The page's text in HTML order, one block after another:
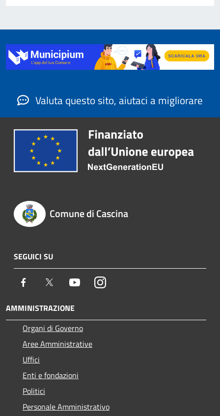
Valuta questo sito, aiutaci a migliorare
Comune di Cascina
SEGUICI SU
Facebook Twitter YoutubeInstagram
AMMINISTRAZIONE
Organi di Governo
Aree Amministrative
Uffici
Enti e fondazioni
Politici
Personale Amministrativo